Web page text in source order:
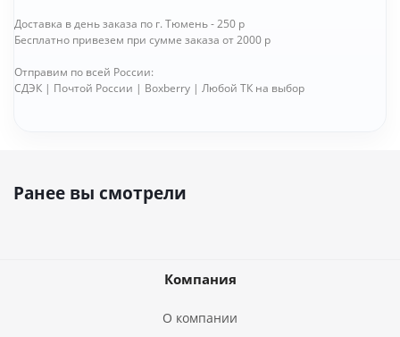
Доставка в день заказа по г. Тюмень - 250 р
Бесплатно привезем при сумме заказа от 2000 р
Отправим по всей России:
СДЭК | Почтой России | Boxberry | Любой ТК на выбор
Ранее вы смотрели
Компания
О компании